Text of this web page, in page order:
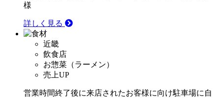
様
詳しく見る
近畿
飲食店
お惣菜（ラーメン）
売上UP
営業時間終了後に来店されたお客様に向け駐車場に自